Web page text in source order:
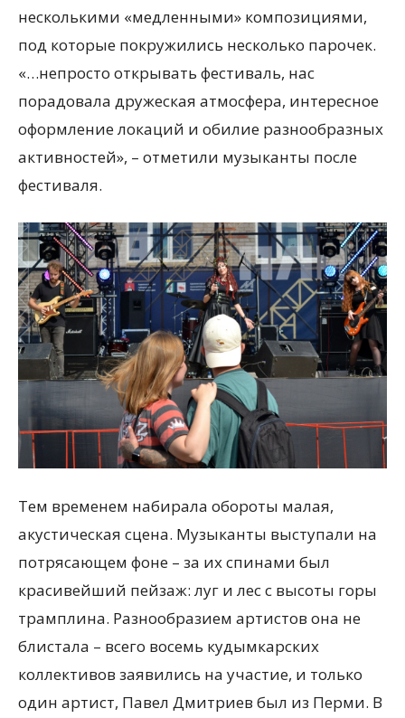
несколькими «медленными» композициями,
под которые покружились несколько парочек.
«…непросто открывать фестиваль, нас
порадовала дружеская атмосфера, интересное
оформление локаций и обилие разнообразных
активностей», – отметили музыканты после
фестиваля.
Тем временем набирала обороты малая,
акустическая сцена. Музыканты выступали на
потрясающем фоне – за их спинами был
красивейший пейзаж: луг и лес с высоты горы
трамплина. Разнообразием артистов она не
блистала – всего восемь кудымкарских
коллективов заявились на участие, и только
один артист, Павел Дмитриев был из Перми. В